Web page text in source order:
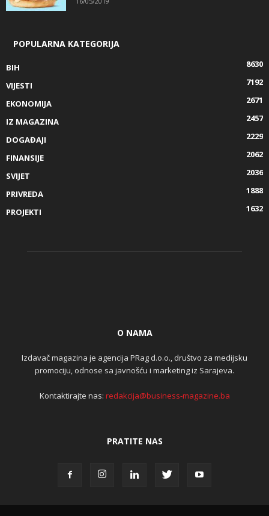
POPULARNA KATEGORIJA
BIH
8630
VIJESTI
7192
EKONOMIJA
2671
IZ MAGAZINA
2457
DOGAĐAJI
2229
FINANSIJE
2062
SVIJET
2036
PRIVREDA
1888
PROJEKTI
1632
O NAMA
Izdavač magazina je agencija PRag d.o.o., društvo za medijsku
promociju, odnose sa javnošću i marketing iz Sarajeva.
Kontaktirajte nas: redakcija@business-magazine.ba
PRATITE NAS